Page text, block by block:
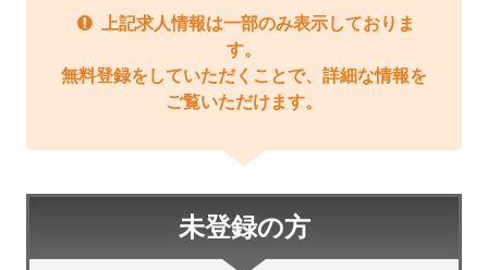
上記求人情報は一部のみ表示しておりま
す。
無料登録をしていただくことで、詳細な情報を
ご覧いただけます。
未登録の方